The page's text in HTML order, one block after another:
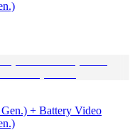
+ Battery Video